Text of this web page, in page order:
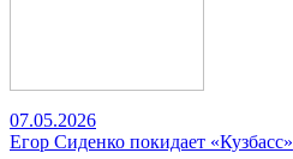
07.05.2026
Егор Сиденко покидает «Кузбасс»